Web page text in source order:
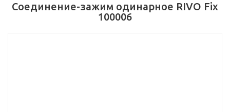
Соединение-зажим одинарное RIVO Fix
100006